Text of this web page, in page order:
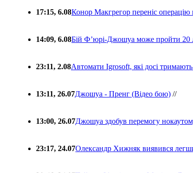
17:15, 6.08Конор Макгрегор переніс операцію
14:09, 6.08Бій Ф’юрі-Джошуа може пройти 20
23:11, 2.08Автомати Igrosoft, які досі
13:11, 26.07Джошуа - Пренг (Відео бою) //
13:00, 26.07Джошуа здобув перемогу
23:17, 24.07Олександр Хижняк виявився